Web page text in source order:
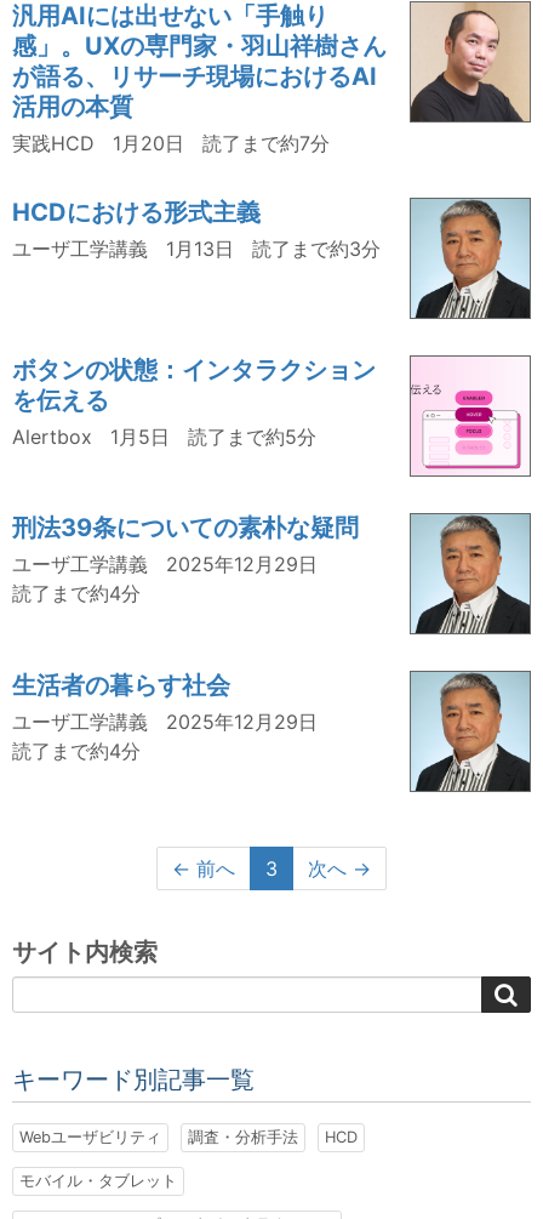
汎用AIには出せない「手触り
感」。UXの専門家・羽山祥樹さん
が語る、リサーチ現場におけるAI
活用の本質
実践HCD 1月20日 読了まで約7分
HCDにおける形式主義
ユーザ工学講義 1月13日 読了まで約3分
ボタンの状態：インタラクション
を伝える
Alertbox 1月5日 読了まで約5分
刑法39条についての素朴な疑問
ユーザ工学講義
2025年12月29日
読了まで約4分
生活者の暮らす社会
ユーザ工学講義
2025年12月29日
読了まで約4分
← 前へ 3 次へ →
サイト内検索
キーワード別記事一覧
Webユーザビリティ 調査・分析手法 HCD
モバイル・タブレット